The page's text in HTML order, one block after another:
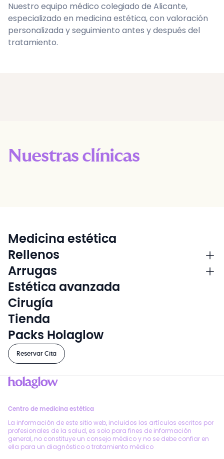
Nuestro equipo médico colegiado de Alicante,
especializado en medicina estética, con valoración
personalizada y seguimiento antes y después del
tratamiento.
Nuestras clínicas
Centro de medicina estética
La información de este sitio web, incluidos los artículos escritos por
profesionales de la salud, es solo para fines de información
general, no constituye un consejo médico y no se debe confiar en
ella para un diagnóstico o tratamiento médico
Medicina estética
Rellenos
Arrugas
Estética avanzada
Cirugía
Tienda
Packs Holaglow
Reservar Cita